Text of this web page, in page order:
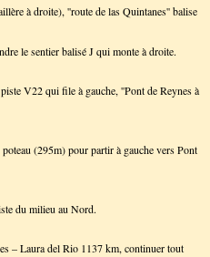
à droite), ''route de las Quintanes'' balise
le sentier balisé J qui monte à droite.
V22 qui file à gauche, ''Pont de Reynes à
(295m) pour partir à gauche vers Pont
du milieu au Nord.
– Laura del Rio 1137 km, continuer tout